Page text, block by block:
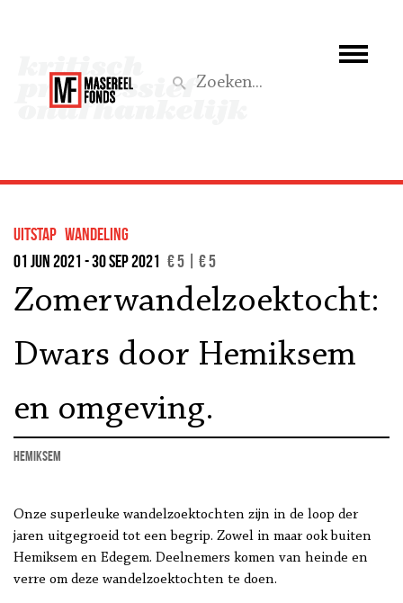
Wat we doen
Steun ons
Aktief
uitstap wandeling
01 jun 2021 - 30 sep 2021 € 5 | € 5
Zomerwandelzoektocht:
Dwars door Hemiksem
en omgeving.
Hemiksem
Onze superleuke wandelzoektochten zijn in de loop der
jaren uitgegroeid tot een begrip. Zowel in maar ook buiten
Hemiksem en Edegem. Deelnemers komen van heinde en
verre om deze wandelzoektochten te doen.